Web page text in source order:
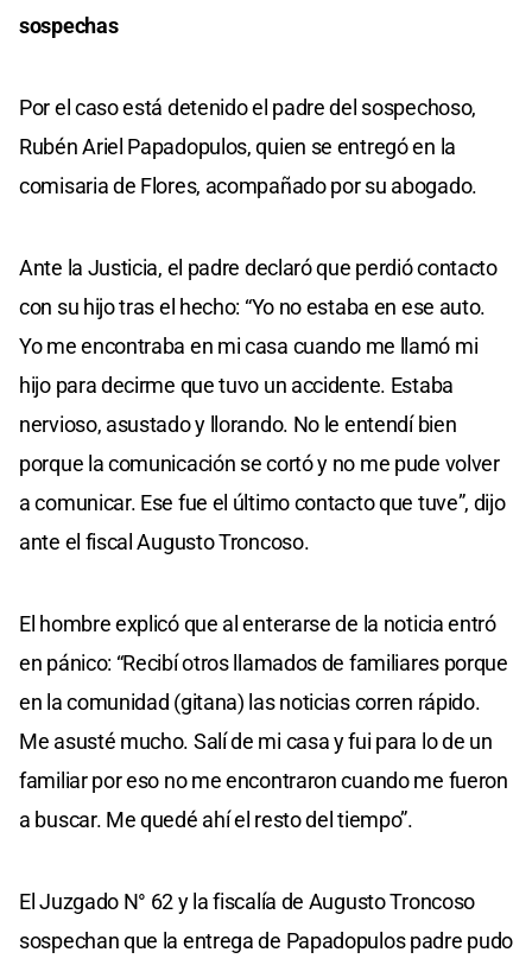
sospechas
Por el caso está detenido el padre del sospechoso,
Rubén Ariel Papadopulos, quien se entregó en la
comisaria de Flores, acompañado por su abogado.
Ante la Justicia, el padre declaró que perdió contacto
con su hijo tras el hecho: “Yo no estaba en ese auto.
Yo me encontraba en mi casa cuando me llamó mi
hijo para decirme que tuvo un accidente. Estaba
nervioso, asustado y llorando. No le entendí bien
porque la comunicación se cortó y no me pude volver
a comunicar. Ese fue el último contacto que tuve”, dijo
ante el fiscal Augusto Troncoso.
El hombre explicó que al enterarse de la noticia entró
en pánico: “Recibí otros llamados de familiares porque
en la comunidad (gitana) las noticias corren rápido.
Me asusté mucho. Salí de mi casa y fui para lo de un
familiar por eso no me encontraron cuando me fueron
a buscar. Me quedé ahí el resto del tiempo”.
El Juzgado N° 62 y la fiscalía de Augusto Troncoso
sospechan que la entrega de Papadopulos padre pudo